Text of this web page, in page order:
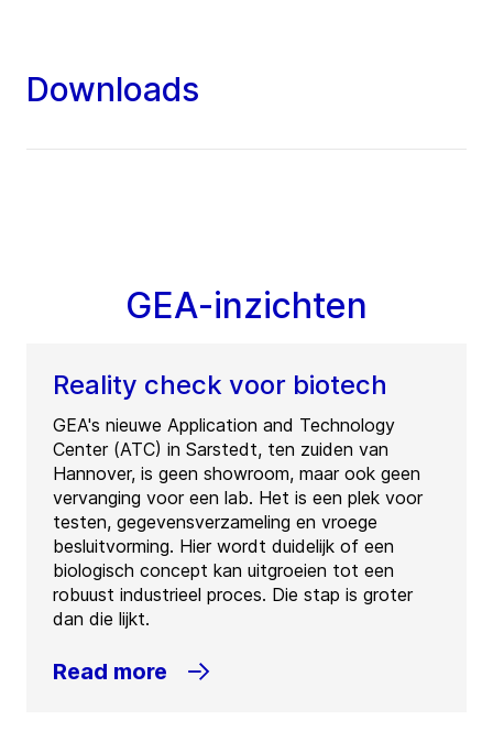
Downloads
GEA-inzichten
Reality check voor biotech
GEA's nieuwe Application and Technology
Center (ATC) in Sarstedt, ten zuiden van
Hannover, is geen showroom, maar ook geen
vervanging voor een lab. Het is een plek voor
testen, gegevensverzameling en vroege
besluitvorming. Hier wordt duidelijk of een
biologisch concept kan uitgroeien tot een
robuust industrieel proces. Die stap is groter
dan die lijkt.
Read more